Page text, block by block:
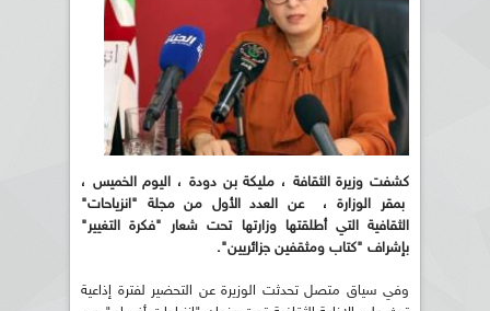
كشفت وزيرة الثقافة ، مليكة بن دودة ، اليوم الخميس ،
بمقر الوزارة ، عن العدد الأول من مجلة "انزياحات"
الثقافية التي أطلقتها وزارتها تحت شعار "فكرة التغيير"
بإشراف "كتاب ومثقفين جزائريين".
وفي سياق متصل تحدثت الوزيرة عن التحضير لفترة إذاعية